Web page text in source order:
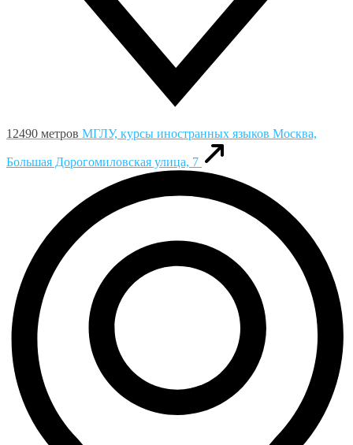
12490 метров МГЛУ, курсы иностранных языков Москва,
Большая Дорогомиловская улица, 7